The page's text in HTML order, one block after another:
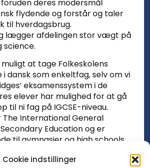
Cookie indstillinger
deres modersmål
flydende og forstår og taler
til hverdagsbrug.
lægger afdelingen stor vægt på
science.
at tage Folkeskolens
dansk som enkeltfag, selv om vi
eksamenssystem i de
elever har mulighed for at gå
til ni fag på IGCSE-niveau.
The International General
Education og er
til gymnasier og high schools
af verden, herunder også i